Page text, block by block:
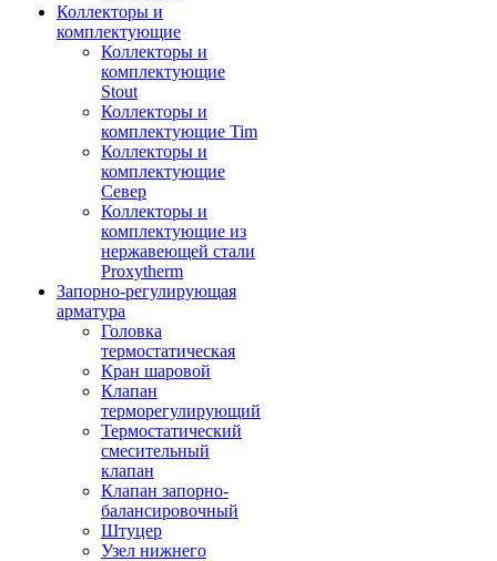
Коллекторы и
комплектующие
Коллекторы и
комплектующие
Stout
Коллекторы и
комплектующие Tim
Коллекторы и
комплектующие
Север
Коллекторы и
комплектующие из
нержавеющей стали
Proxytherm
Запорно-регулирующая
арматура
Головка
термостатическая
Кран шаровой
Клапан
терморегулирующий
Термостатический
смесительный
клапан
Клапан запорно-
балансировочный
Штуцер
Узел нижнего